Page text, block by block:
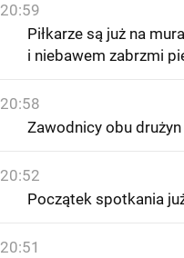
20:59
Piłkarze są już na
i niebawem zabrzmi
20:58
Zawodnicy obu
20:52
Początek spotkania
20:51